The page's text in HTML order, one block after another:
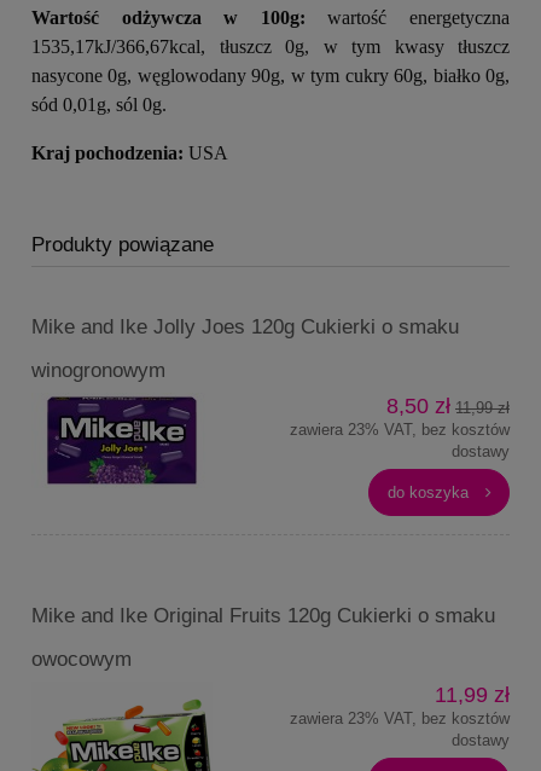
Wartość odżywcza w 100g: wartość energetyczna
1535,17kJ/366,67kcal, tłuszcz 0g, w tym kwasy tłuszcz
nasycone 0g, węglowodany 90g, w tym cukry 60g, białko 0g,
sód 0,01g, sól 0g.
Kraj pochodzenia: USA
Produkty powiązane
Mike and Ike Jolly Joes 120g Cukierki o smaku
winogronowym
8,50 zł 11,99 zł
zawiera 23% VAT, bez kosztów
dostawy
do koszyka
Mike and Ike Original Fruits 120g Cukierki o smaku
owocowym
11,99 zł
zawiera 23% VAT, bez kosztów
dostawy